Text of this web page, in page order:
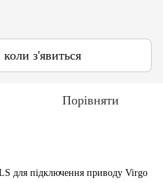
з'явиться
Порівняти
для підключення приводу Virgo